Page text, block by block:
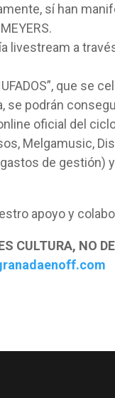
sí han
a través
que se
se podrán
oficial del
Melgamusic,
de gestión)
apoyo y
CULTURA, NO